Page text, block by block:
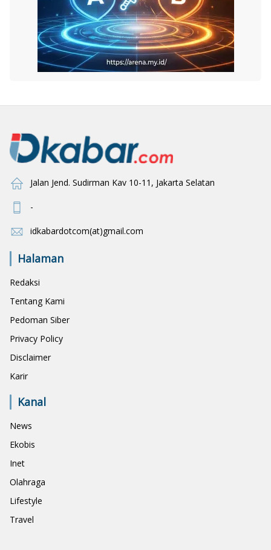
Jalan Jend. Sudirman Kav 10-11, Jakarta Selatan
-
idkabardotcom(at)gmail.com
Halaman
Redaksi
Tentang Kami
Pedoman Siber
Privacy Policy
Disclaimer
Karir
Kanal
News
Ekobis
Inet
Olahraga
Lifestyle
Travel